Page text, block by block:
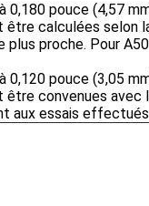
pouce (4,57
être calculées selon
proche. Pour
pouce (3,05
être convenues avec
aux essais